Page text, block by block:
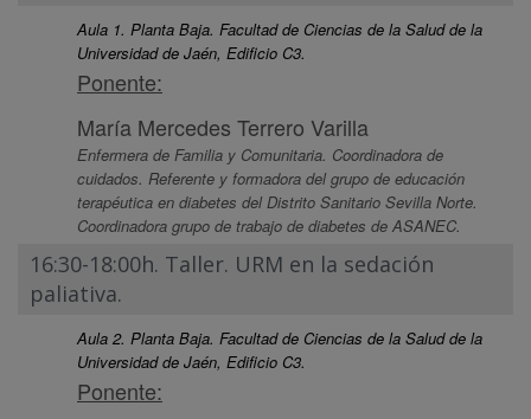
Aula 1. Planta Baja. Facultad de Ciencias de la Salud de la
Universidad de Jaén, Edificio C3.
Ponente:
María Mercedes Terrero Varilla
Enfermera de Familia y Comunitaria. Coordinadora de
cuidados. Referente y formadora del grupo de educación
terapéutica en diabetes del Distrito Sanitario Sevilla Norte.
Coordinadora grupo de trabajo de diabetes de ASANEC.
16:30-18:00h. Taller. URM en la sedación
paliativa.
Aula 2. Planta Baja. Facultad de Ciencias de la Salud de la
Universidad de Jaén, Edificio C3.
Ponente: